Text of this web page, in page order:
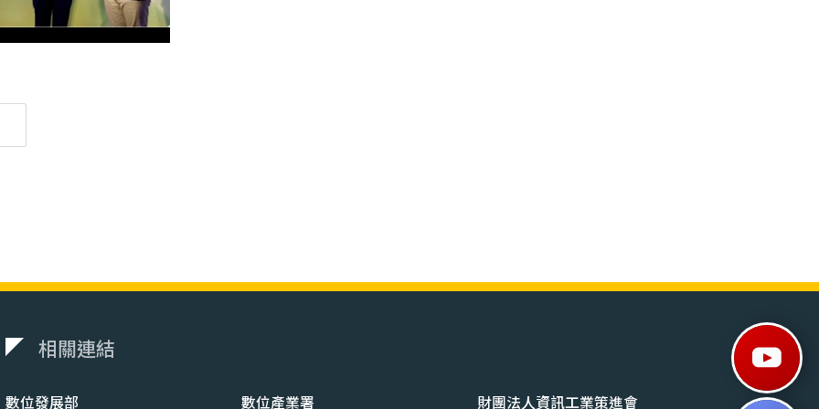
相關連結
數位發展部 數位產業署 財團法人資訊工業策進會